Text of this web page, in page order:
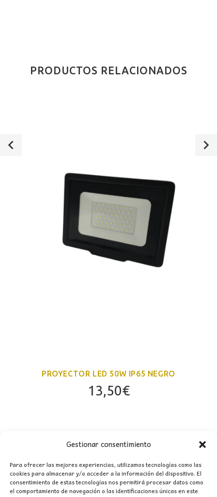
Gestionar consentimiento
Para ofrecer las mejores experiencias, utilizamos tecnologías como las
cookies para almacenar y/o acceder a la información del dispositivo. El
consentimiento de estas tecnologías nos permitirá procesar datos como
el comportamiento de navegación o las identificaciones únicas en este
PRODUCTOS RELACIONADOS
PROYECTOR LED 50W IP65 NEGRO
13,50€